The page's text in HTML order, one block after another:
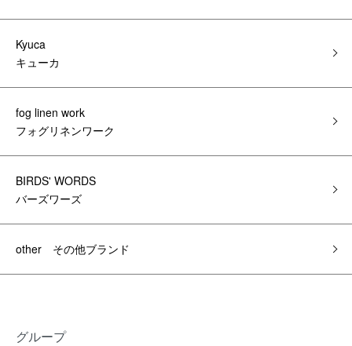
Kyuca
キューカ
fog linen work
フォグリネンワーク
BIRDS' WORDS
バーズワーズ
other その他ブランド
グループ